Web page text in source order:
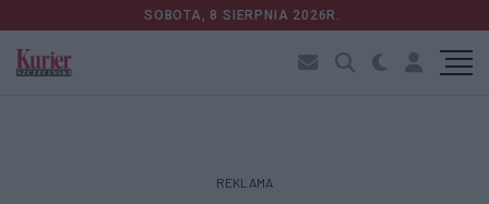
SOBOTA, 8 SIERPNIA 2026R.
REKLAMA